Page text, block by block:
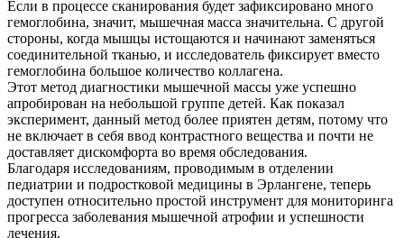
Если в процессе сканирования будет зафиксировано много
гемоглобина, значит, мышечная масса значительна. С другой
стороны, когда мышцы истощаются и начинают заменяться
соединительной тканью, и исследователь фиксирует вместо
гемоглобина большое количество коллагена.
Этот метод диагностики мышечной массы уже успешно
апробирован на небольшой группе детей. Как показал
эксперимент, данный метод более приятен детям, потому что
не включает в себя ввод контрастного вещества и почти не
доставляет дискомфорта во время обследования.
Благодаря исследованиям, проводимым в отделении
педиатрии и подростковой медицины в Эрлангене, теперь
доступен относительно простой инструмент для мониторинга
прогресса заболевания мышечной атрофии и успешности
лечения.